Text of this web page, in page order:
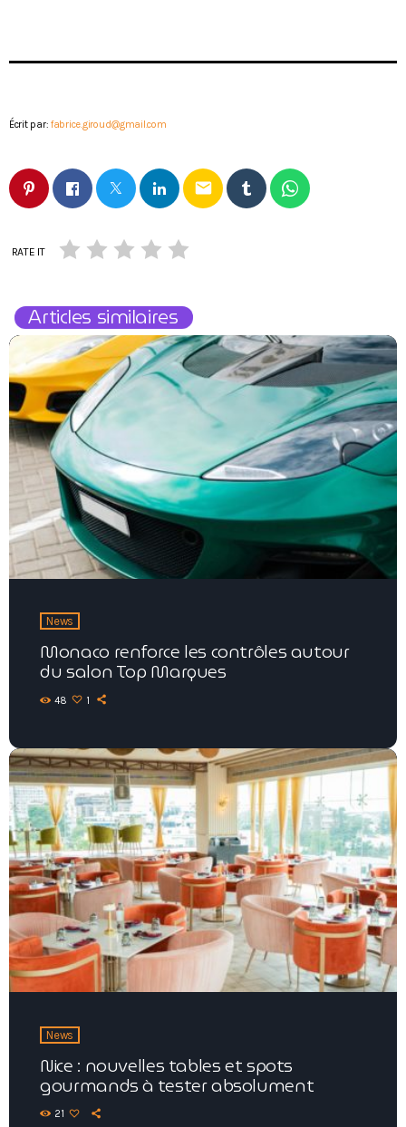
Écrit par:fabrice.giroud@gmail.com
email
RATE IT
Articles similaires
News
Monaco renforce les contrôles autour
du salon Top Marques
48 1
News
Nice : nouvelles tables et spots
gourmands à tester absolument
21